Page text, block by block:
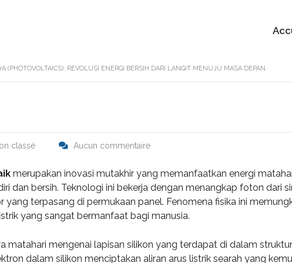
(PHOTOVOLTAICS): REVOLUSI ENERGI BERSIH DARI LANGIT MENUJU MASA DEPAN
classé Aucun commentaire
merupakan inovasi mutakhir yang memanfaatkan energi
dan bersih. Teknologi ini bekerja dengan menangkap foton dari
terpasang di permukaan panel. Fenomena fisika ini
yang sangat bermanfaat bagi manusia.
matahari mengenai lapisan silikon yang terdapat di dalam
dalam silikon menciptakan aliran arus listrik searah yang